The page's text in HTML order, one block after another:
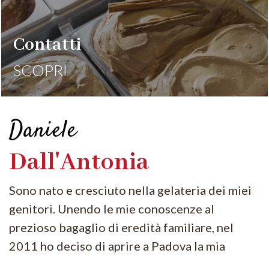
Contatti
SCOPRI
Daniele
Dall'Antonia
Sono nato e cresciuto nella gelateria dei miei
genitori. Unendo le mie conoscenze al
prezioso bagaglio di eredità familiare, nel
2011 ho deciso di aprire a Padova la mia